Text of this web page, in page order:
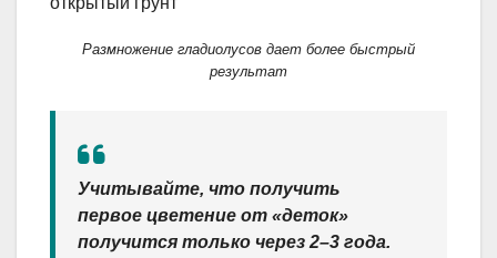
Размножение гладиолусов дает более быстрый
результат
Учитывайте, что получить
первое цветение от «деток»
получится только через 2–3 года.